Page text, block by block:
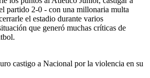
partido 2-0 - con una millonaria multa
el estadio durante varios
que generó muchas críticas de
castigo a Nacional por la violencia en su